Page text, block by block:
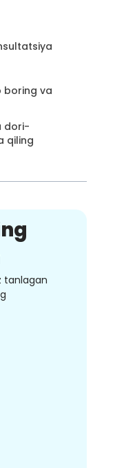
boring va
dori-
qiling
tanlagan